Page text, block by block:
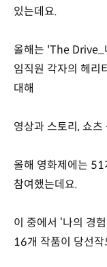
있는데요.
올해는 'The Drive_
임직원 각자의 헤리
대해
영상과 스토리, 쇼
올해 영화제에는
참여했는데요.
이 중에서 ‘나의 경
16개 작품이 당선